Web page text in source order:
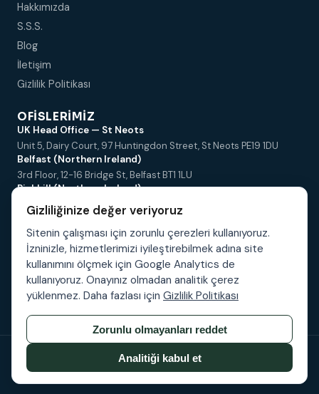
Hakkımızda
S.S.S.
Blog
İletişim
Gizlilik Politikası
OFISLERIMIZ
UK Head Office — St Neots
Unit 5, Dairy Court, 97 Huntingdon Street, St Neots PE19 1DU
Belfast (Northern Ireland)
3rd Floor, 12-16 Bridge St, Belfast BT1 1LU
Richhill (Northern Ireland)
Unit 9, Bramley Business Centre, 36-38 Main Street, Richhill BT61
9PW
Istanbul
Çakmaklı Mah. Hadımköy Yolu Cad. No:67 K:2 D:6 Büyükçekmece
Bursa
Fethiye Mah. Fesleğen Sok. Ata Plaza 2/1 D:12, Nilüfer
Izmir
1831/14 Sokak No:12 K:1 D:5-6, Karşıyaka Tower, Bahçelievler
Ireland Turkey Freight.Tüm hakları saklıdır.
GeliştirenGRKN Studios Management Ltd
Gizliliğinize değer veriyoruz
Sitenin çalışması için zorunlu çerezleri kullanıyoruz.
İzninizle, hizmetlerimizi iyileştirebilmek adına site
kullanımını ölçmek için Google Analytics de
kullanıyoruz. Onayınız olmadan analitik çerez
yüklenmez. Daha fazlası için Gizlilik Politikası
Zorunlu olmayanları reddet
Analitiği kabul et